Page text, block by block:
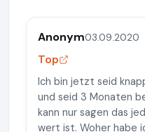
Anonym03.09.2020
Top
Ich bin jetzt seid
und seid 3 Monaten
kann nur sagen das
wert ist. Woher habe